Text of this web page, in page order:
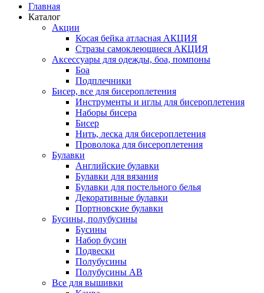
Главная
Каталог
Акции
Косая бейка атласная АКЦИЯ
Стразы самоклеющиеся АКЦИЯ
Аксессуары для одежды, боа, помпоны
Боа
Подплечники
Бисер, все для бисероплетения
Инструменты и иглы для бисероплетения
Наборы бисера
Бисер
Нить, леска для бисероплетения
Проволока для бисероплетения
Булавки
Английские булавки
Булавки для вязания
Булавки для постельного белья
Декоративные булавки
Портновские булавки
Бусины, полубусины
Бусины
Набор бусин
Подвески
Полубусины
Полубусины AB
Все для вышивки